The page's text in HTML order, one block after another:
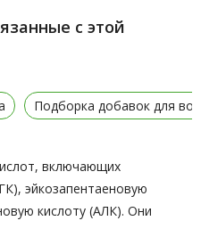
с этой
Подборка добавок для
включающих
эйкозапентаеновую
кислоту (АЛК). Они